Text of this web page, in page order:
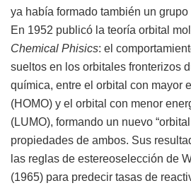
ya había formado también un
En 1952 publicó la teoría orbital
Chemical Phisics: el
sueltos en los orbitales fronterizos
química, entre el orbital con mayor
(HOMO) y el orbital con menor
(LUMO), formando un nuevo
propiedades de ambos. Sus
las reglas de estereoselección de
(1965) para predecir tasas de